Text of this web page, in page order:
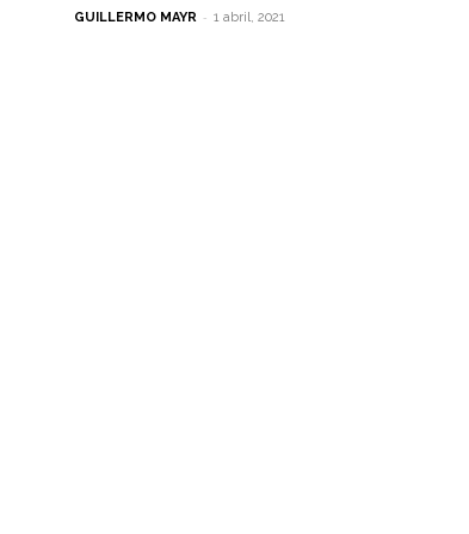
GUILLERMO MAYR - 1 abril, 2021